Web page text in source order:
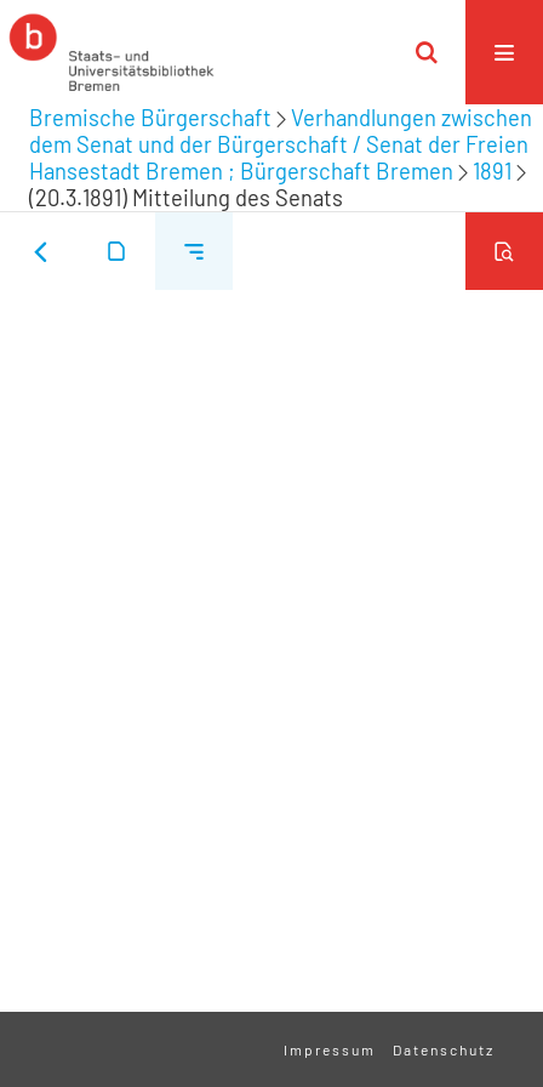
Bremische Bürgerschaft
Verhandlungen zwischen
dem Senat und der Bürgerschaft / Senat der Freien
Hansestadt Bremen ; Bürgerschaft Bremen
1891
(20.3.1891) Mitteilung des Senats
Impressum Datenschutz